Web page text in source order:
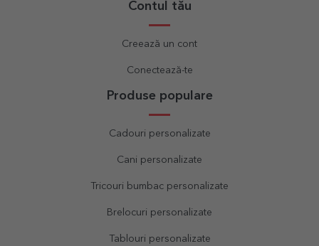
Contul tău
Creează un cont
Conectează-te
Produse populare
Cadouri personalizate
Cani personalizate
Tricouri bumbac personalizate
Brelocuri personalizate
Tablouri personalizate